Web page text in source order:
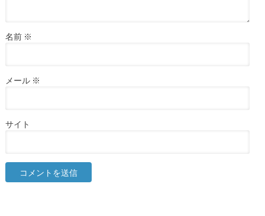
名前 ※
メール ※
サイト